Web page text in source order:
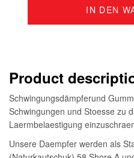
IN DEN
Product
Schwingungsdämpferund
Schwingungen und Stoesse zu
Laermbelaestigung
Unsere Daempfer werden als